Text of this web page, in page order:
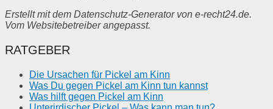
Erstellt mit dem Datenschutz-Generator von e-recht24.de.
Vom Websitebetreiber angepasst.
RATGEBER
Die Ursachen für Pickel am Kinn
Was Du gegen Pickel am Kinn tun kannst
Was hilft gegen Pickel am Kinn